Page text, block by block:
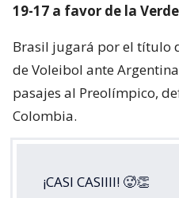
19-17 a favor de la
Brasil jugará por el título
de Voleibol ante
pasajes al Preolímpico,
Colombia.
¡CASI CASIIII! 🥵👏